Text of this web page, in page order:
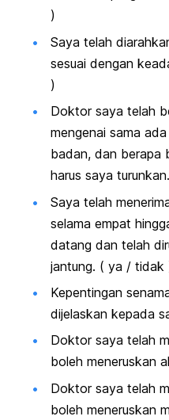
)
Saya telah
sesuai dengan
)
Doktor saya telah
mengenai sama
badan, dan berapa
harus saya
Saya telah
selama empat
datang dan telah
jantung. ( ya / tidak
Kepentingan
dijelaskan kepada
Doktor saya telah
boleh meneruskan
Doktor saya telah
boleh meneruskan